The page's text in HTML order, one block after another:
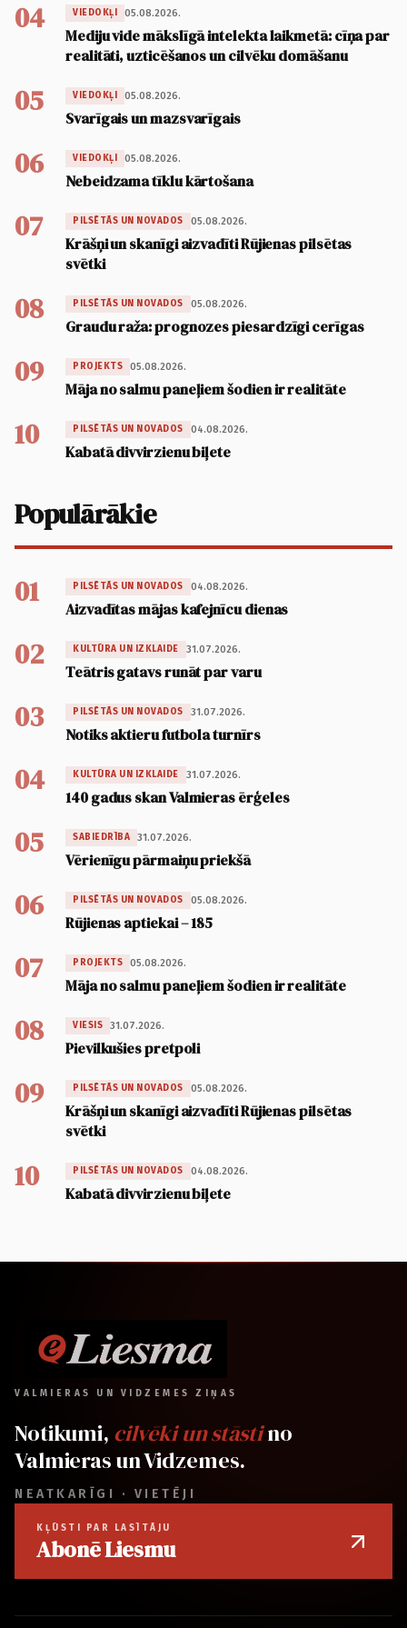
04 VIEDOKĻI 05.08.2026.
Mediju vide mākslīgā intelekta laikmetā: cīņa par
realitāti, uzticēšanos un cilvēku domāšanu
05 VIEDOKĻI 05.08.2026.
Svarīgais un mazsvarīgais
06 VIEDOKĻI 05.08.2026.
Nebeidzama tīklu kārtošana
07 PILSĒTĀS UN NOVADOS 05.08.2026.
Krāšņi un skanīgi aizvadīti Rūjienas pilsētas
svētki
08 PILSĒTĀS UN NOVADOS 05.08.2026.
Graudu raža: prognozes piesardzīgi cerīgas
09 PROJEKTS 05.08.2026.
Māja no salmu paneļiem šodien ir realitāte
10 PILSĒTĀS UN NOVADOS 04.08.2026.
Kabatā divvirzienu biļete
Populārākie
01 PILSĒTĀS UN NOVADOS 04.08.2026.
Aizvadītas mājas kafejnīcu dienas
02 KULTŪRA UN IZKLAIDE 31.07.2026.
Teātris gatavs runāt par varu
03 PILSĒTĀS UN NOVADOS 31.07.2026.
Notiks aktieru futbola turnīrs
04 KULTŪRA UN IZKLAIDE 31.07.2026.
140 gadus skan Valmieras ērģeles
05 SABIEDRĪBA 31.07.2026.
Vērienīgu pārmaiņu priekšā
06 PILSĒTĀS UN NOVADOS 05.08.2026.
Rūjienas aptiekai – 185
07 PROJEKTS 05.08.2026.
Māja no salmu paneļiem šodien ir realitāte
08 VIESIS 31.07.2026.
Pievilkušies pretpoli
09 PILSĒTĀS UN NOVADOS 05.08.2026.
Krāšņi un skanīgi aizvadīti Rūjienas pilsētas
svētki
10 PILSĒTĀS UN NOVADOS 04.08.2026.
Kabatā divvirzienu biļete
VALMIERAS UN VIDZEMES ZIŅAS
Notikumi, cilvēki un stāstino
Valmieras un Vidzemes.
NEATKARĪGI · VIETĒJI
KĻŪSTI PAR LASĪTĀJU
Abonē Liesmu